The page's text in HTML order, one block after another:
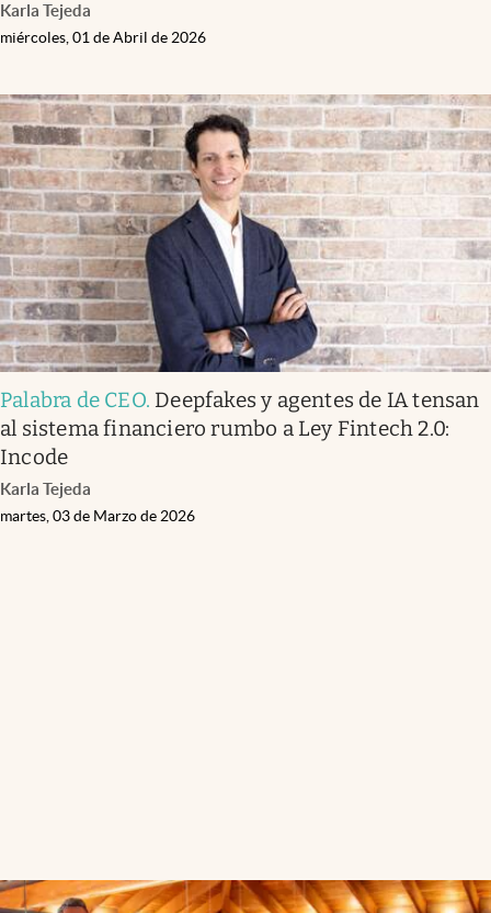
Karla Tejeda
miércoles, 01 de Abril de 2026
Palabra de CEO. Deepfakes y agentes de IA tensan
al sistema financiero rumbo a Ley Fintech 2.0:
Incode
Karla Tejeda
martes, 03 de Marzo de 2026